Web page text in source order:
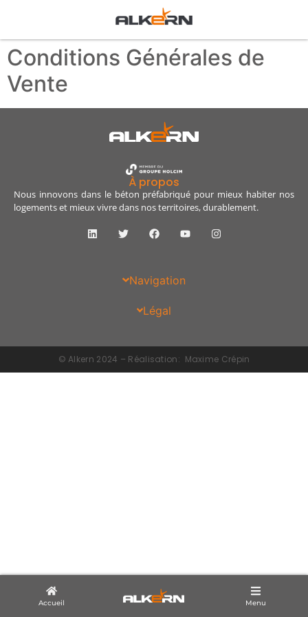
Accueil Menu
Conditions Générales de
Vente
À propos
Nous innovons dans le béton préfabriqué pour mieux habiter nos
logements et mieux vivre dans nos territoires, durablement.
Navigation
Légal
© Alkern 2024 – Réalisation: Maxime Crépin